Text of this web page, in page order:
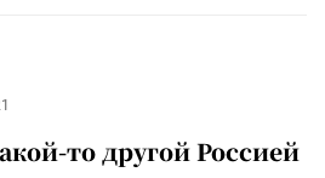
то другой Россией